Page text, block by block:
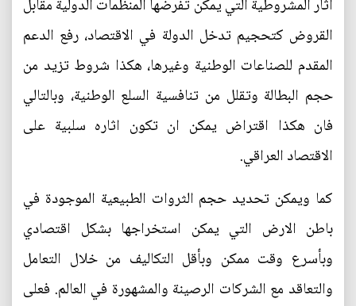
آثار المشروطية التي يمكن تفرضها المنظمات الدولية مقابل
القروض كتحجيم تدخل الدولة في الاقتصاد، رفع الدعم
المقدم للصناعات الوطنية وغيرها، هكذا شروط تزيد من
حجم البطالة وتقلل من تنافسية السلع الوطنية، وبالتالي
فان هكذا اقتراض يمكن ان تكون اثاره سلبية على
الاقتصاد العراقي.
كما ويمكن تحديد حجم الثروات الطبيعية الموجودة في
باطن الارض التي يمكن استخراجها بشكل اقتصادي
وبأسرع وقت ممكن وبأقل التكاليف من خلال التعامل
والتعاقد مع الشركات الرصينة والمشهورة في العالم. فعلى